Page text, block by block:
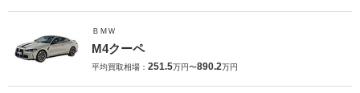
ＢＭＷ
M4クーペ
平均買取相場： 251.5万円〜890.2万円